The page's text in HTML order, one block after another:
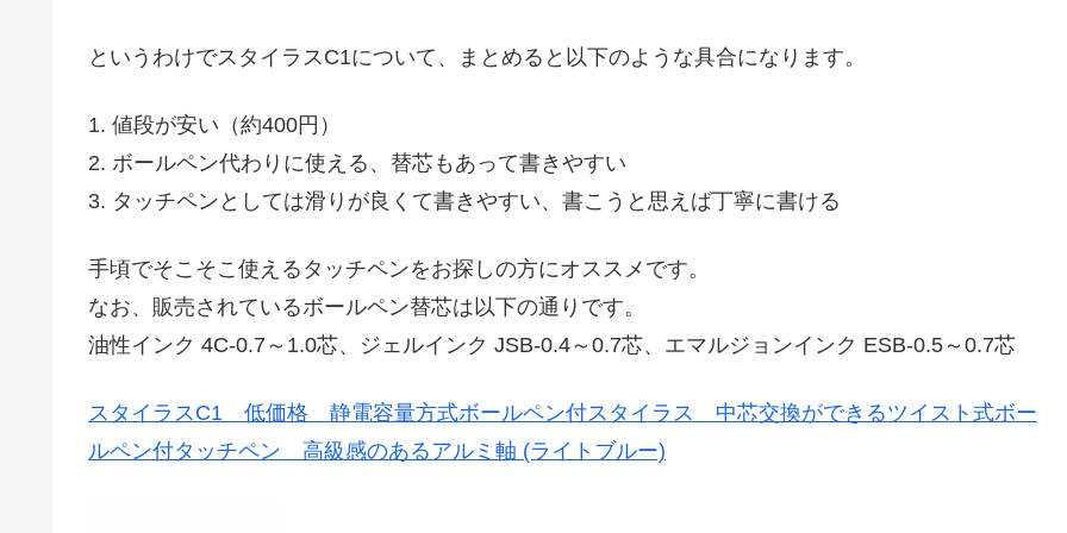
というわけでスタイラスC1について、まとめると以下のような具合になります。
1. 値段が安い（約400円）
2. ボールペン代わりに使える、替芯もあって書きやすい
3. タッチペンとしては滑りが良くて書きやすい、書こうと思えば丁寧に書ける
手頃でそこそこ使えるタッチペンをお探しの方にオススメです。
なお、販売されているボールペン替芯は以下の通りです。
油性インク 4C-0.7～1.0芯、ジェルインク JSB-0.4～0.7芯、エマルジョンインク ESB-0.5～0.7芯
スタイラスC1 低価格 静電容量方式ボールペン付スタイラス 中芯交換ができるツイスト式ボー
ルペン付タッチペン 高級感のあるアルミ軸 (ライトブルー)